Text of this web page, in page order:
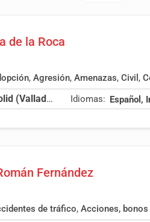
de la Roca
, Agresión, Amenazas, Civil ,
Valladolid (Valladolid) Idiomas: Español,
Fernández
de tráfico, Acciones, bonos